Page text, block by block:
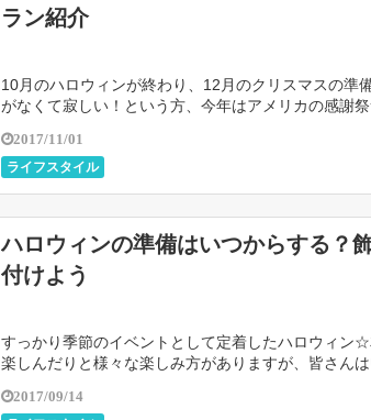
ラン紹介
10月のハロウィンが終わり、12月のクリスマスの
がなくて寂しい！という方、今年はアメリカの感謝
2017/11/01
ライフスタイル
ハロウィンの準備はいつからする？
付けよう
すっかり季節のイベントとして定着したハロウィン
楽しんだりと様々な楽しみ方がありますが、皆さん
2017/09/14